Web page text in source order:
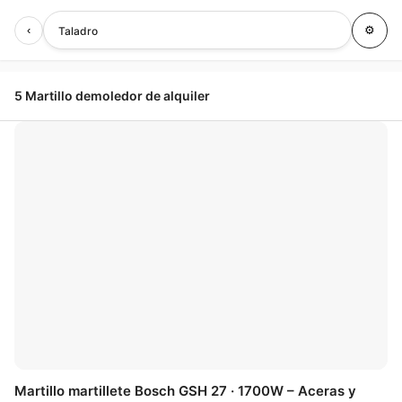
‹ Taladro ⚙
5 Martillo demoledor de alquiler
Martillo martillete Bosch GSH 27 · 1700W – Aceras y